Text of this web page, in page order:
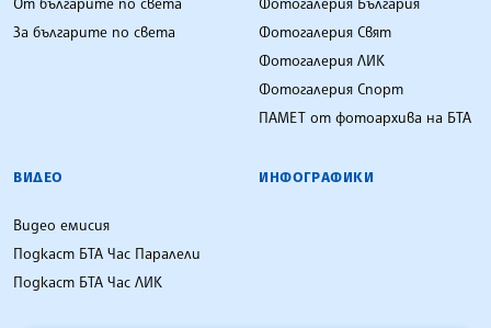
От българите по света
За българите по света
Фотогалерия България
Фотогалерия Свят
Фотогалерия ЛИК
Фотогалерия Спорт
ПАМЕТ от фотоархива на БТА
ВИДЕО
Видео емисия
Подкаст БТА Час Паралели
Подкаст БТА Час ЛИК
ИНФОГРАФИКИ